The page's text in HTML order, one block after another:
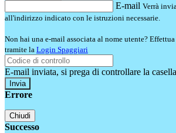
E-mail Verrà
all'indirizzo indicato con le istruzioni necessarie.
Non hai una e-mail associata al nome utente?
tramite la Login Spaggiari
E-mail inviata, si prega di controllare la
Errore
Chiudi
Successo